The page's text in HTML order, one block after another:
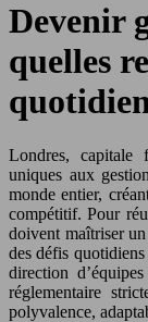
Devenir
quelles
Londres, capitale
uniques aux
monde entier,
compétitif. Pour
doivent maîtriser
des défis
direction
réglementaire
polyvalence,